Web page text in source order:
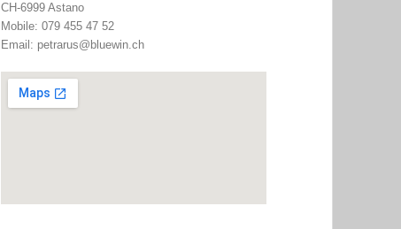
CH-6999 Astano
Mobile: 079 455 47 52
Email: petrarus@bluewin.ch